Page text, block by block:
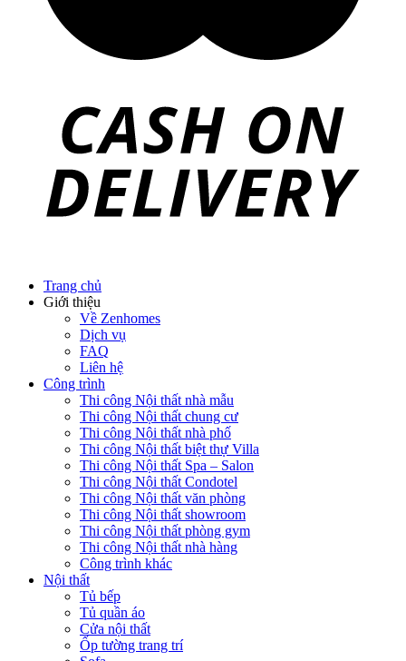
Trang chủ
Giới thiệu
Về Zenhomes
Dịch vụ
FAQ
Liên hệ
Công trình
Thi công Nội thất nhà mẫu
Thi công Nội thất chung cư
Thi công Nội thất nhà phố
Thi công Nội thất biệt thự Villa
Thi công Nội thất Spa – Salon
Thi công Nội thất Condotel
Thi công Nội thất văn phòng
Thi công Nội thất showroom
Thi công Nội thất phòng gym
Thi công Nội thất nhà hàng
Công trình khác
Nội thất
Tủ bếp
Tủ quần áo
Cửa nội thất
Ốp tường trang trí